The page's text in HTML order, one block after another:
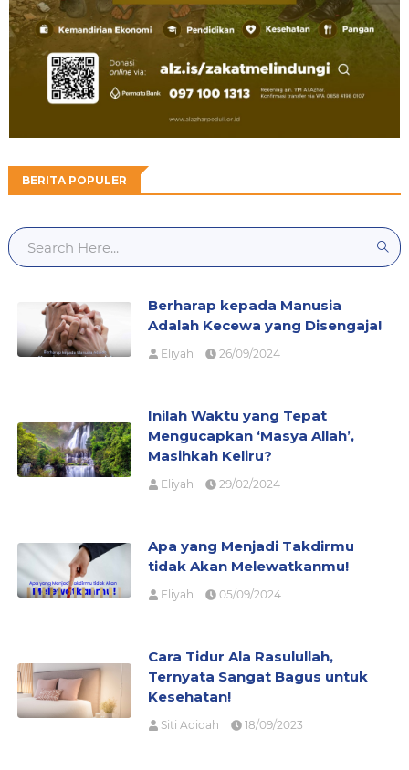
BERITA POPULER
Berharap kepada Manusia
Adalah Kecewa yang Disengaja!
Eliyah 26/09/2024
Inilah Waktu yang Tepat
Mengucapkan ‘Masya Allah’,
Masihkah Keliru?
Eliyah 29/02/2024
Apa yang Menjadi Takdirmu
tidak Akan Melewatkanmu!
Eliyah 05/09/2024
Cara Tidur Ala Rasulullah,
Ternyata Sangat Bagus untuk
Kesehatan!
Siti Adidah 18/09/2023